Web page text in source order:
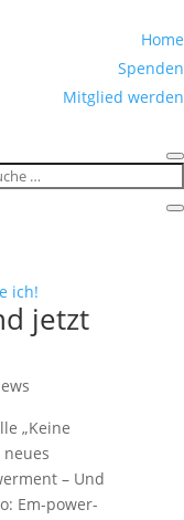
Home
Spenden
Mitglied werden
jetzt
„Keine
– Und
Em-power-